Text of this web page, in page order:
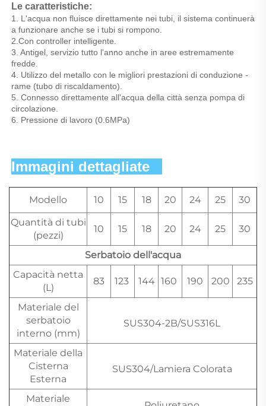
Le caratteristiche:
1. L'acqua non fluisce direttamente nei tubi, il sistema continuerà
a funzionare anche se i tubi si rompono.
2.Con controller intelligente.
3. Antigel, servizio tutto l'anno anche in aree estremamente
fredde.
4. Utilizzo del metallo con le migliori prestazioni di conduzione -
rame (tubo di riscaldamento).
5. Connesso direttamente all'acqua della città senza pompa di
circolazione.
6. Pressione di lavoro (0.6MPa)
Immagini dettagliate
Modello 10 15 18 20 24 25
30
Quantità di tubi
(pezzi)
10 15 18 20 24 25 30
Serbatoio dell'acqua
Capacità netta
(L)
83 123 144 160 190 200 235
Materiale del
serbatoio
interno (mm)
SUS304-2B/SUS316L
Materiale della
Cisterna
Esterna
SUS304/Lamiera Colorata
Materiale